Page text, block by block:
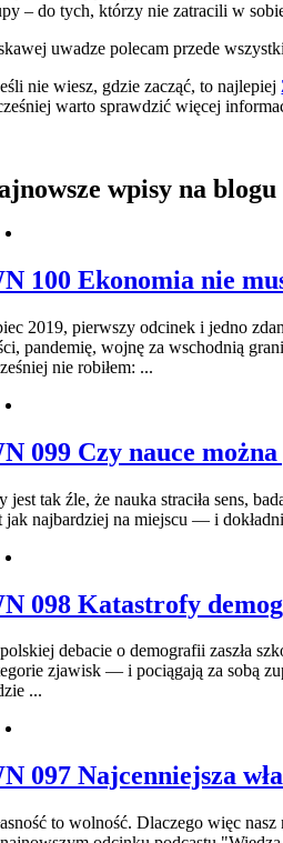
– do tych, którzy nie zatracili w
uwadze polecam przede
nie wiesz, gdzie zacząć, to najlepiej
warto sprawdzić więcej
wpisy na blogu
100 Ekonomia nie
2019, pierwszy odcinek i jedno
pandemię, wojnę za wschodnią
nie robiłem: ...
099 Czy nauce
jest tak źle, że nauka straciła sens,
jak najbardziej na miejscu — i
098 Katastrofy
debacie o demografii zaszła
zjawisk — i pociągają za sobą
...
097 Najcenniejsza
to wolność. Dlaczego więc